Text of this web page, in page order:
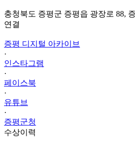
충청북도 증평군 증평읍 광장로 88,
연결
증평 디지털 아카이브
·
인스타그램
·
페이스북
·
유튜브
·
증평군청
수상이력